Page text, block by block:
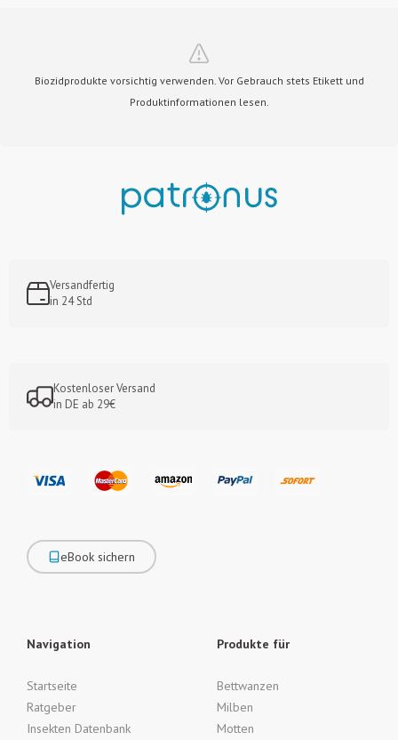
Versandfertig
in 24 Std
Kostenloser Versand
in DE ab 29€
eBook sichern
Navigation
Startseite
Ratgeber
Insekten Datenbank
Produkte für
Bettwanzen
Milben
Motten
Biozidprodukte vorsichtig verwenden. Vor Gebrauch stets Etikett und
Produktinformationen lesen.